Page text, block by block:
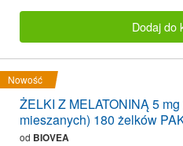
Dodaj do
Nowość
ŻELKI Z MELATONINĄ 5
mieszanych) 180 żelków
od BIOVEA